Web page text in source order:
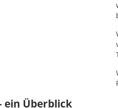
ein Überblick